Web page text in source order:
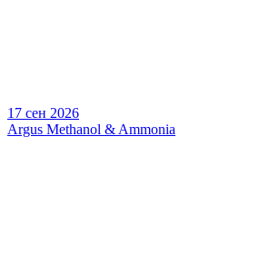
17 сен 2026
Argus Methanol & Ammonia